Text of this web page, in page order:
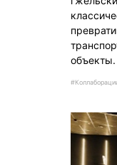
объекты.